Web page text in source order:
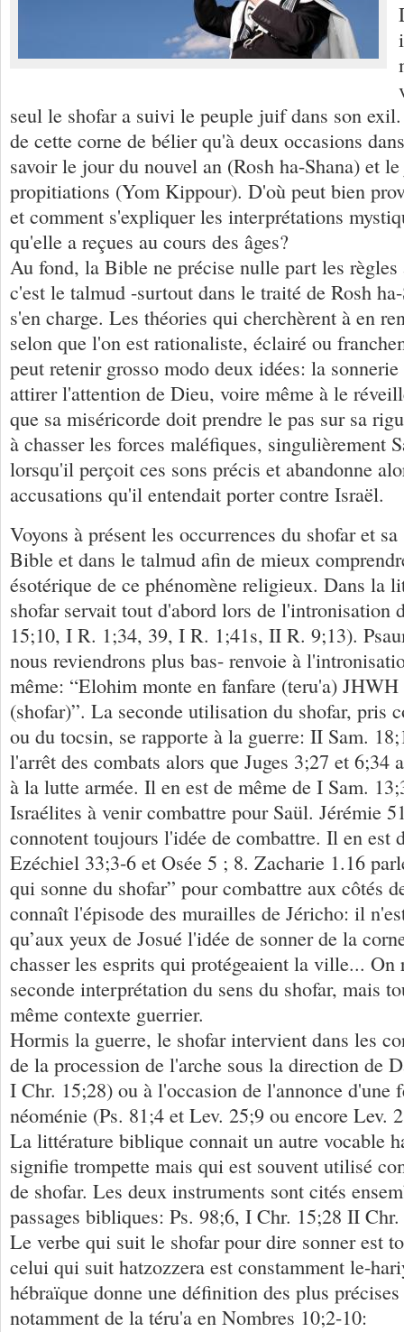
seul le shofar a suivi le peuple juif dans son
de cette corne de bélier qu'à deux occasions
savoir le jour du nouvel an (Rosh ha-Shana) et
propitiations (Yom Kippour). D'où peut bien
et comment s'expliquer les interprétations
qu'elle a reçues au cours des âges?
Au fond, la Bible ne précise nulle part les règles
c'est le talmud -surtout dans le traité de Rosh
s'en charge. Les théories qui cherchèrent à en
selon que l'on est rationaliste, éclairé ou
peut retenir grosso modo deux idées: la
attirer l'attention de Dieu, voire même à le
que sa miséricorde doit prendre le pas sur sa
à chasser les forces maléfiques, singulièrement
lorsqu'il perçoit ces sons précis et abandonne
accusations qu'il entendait porter contre Israël.
Voyons à présent les occurrences du shofar et
Bible et dans le talmud afin de mieux
ésotérique de ce phénomène religieux. Dans la
shofar servait tout d'abord lors de l'intronisation
15;10, I R. 1;34, 39, I R. 1;41s, II R. 9;13).
nous reviendrons plus bas- renvoie à
même: “Elohim monte en fanfare (teru'a) JHWH
(shofar)”. La seconde utilisation du shofar, pris
ou du tocsin, se rapporte à la guerre: II Sam.
l'arrêt des combats alors que Juges 3;27 et 6;34
à la lutte armée. Il en est de même de I Sam.
Israélites à venir combattre pour Saül. Jérémie
connotent toujours l'idée de combattre. Il en est
Ezéchiel 33;3-6 et Osée 5 ; 8. Zacharie 1.16
qui sonne du shofar” pour combattre aux côtés
connaît l'épisode des murailles de Jéricho: il
qu’aux yeux de Josué l'idée de sonner de la
chasser les esprits qui protégeaient la ville...
seconde interprétation du sens du shofar, mais
même contexte guerrier.
Hormis la guerre, le shofar intervient dans les
de la procession de l'arche sous la direction de
I Chr. 15;28) ou à l'occasion de l'annonce d'une
néoménie (Ps. 81;4 et Lev. 25;9 ou encore Lev.
La littérature biblique connait un autre vocable
signifie trompette mais qui est souvent utilisé
de shofar. Les deux instruments sont cités
passages bibliques: Ps. 98;6, I Chr. 15;28 II
Le verbe qui suit le shofar pour dire sonner est
celui qui suit hatzozzera est constamment le-
hébraïque donne une définition des plus
notamment de la téru'a en Nombres 10;2-10: